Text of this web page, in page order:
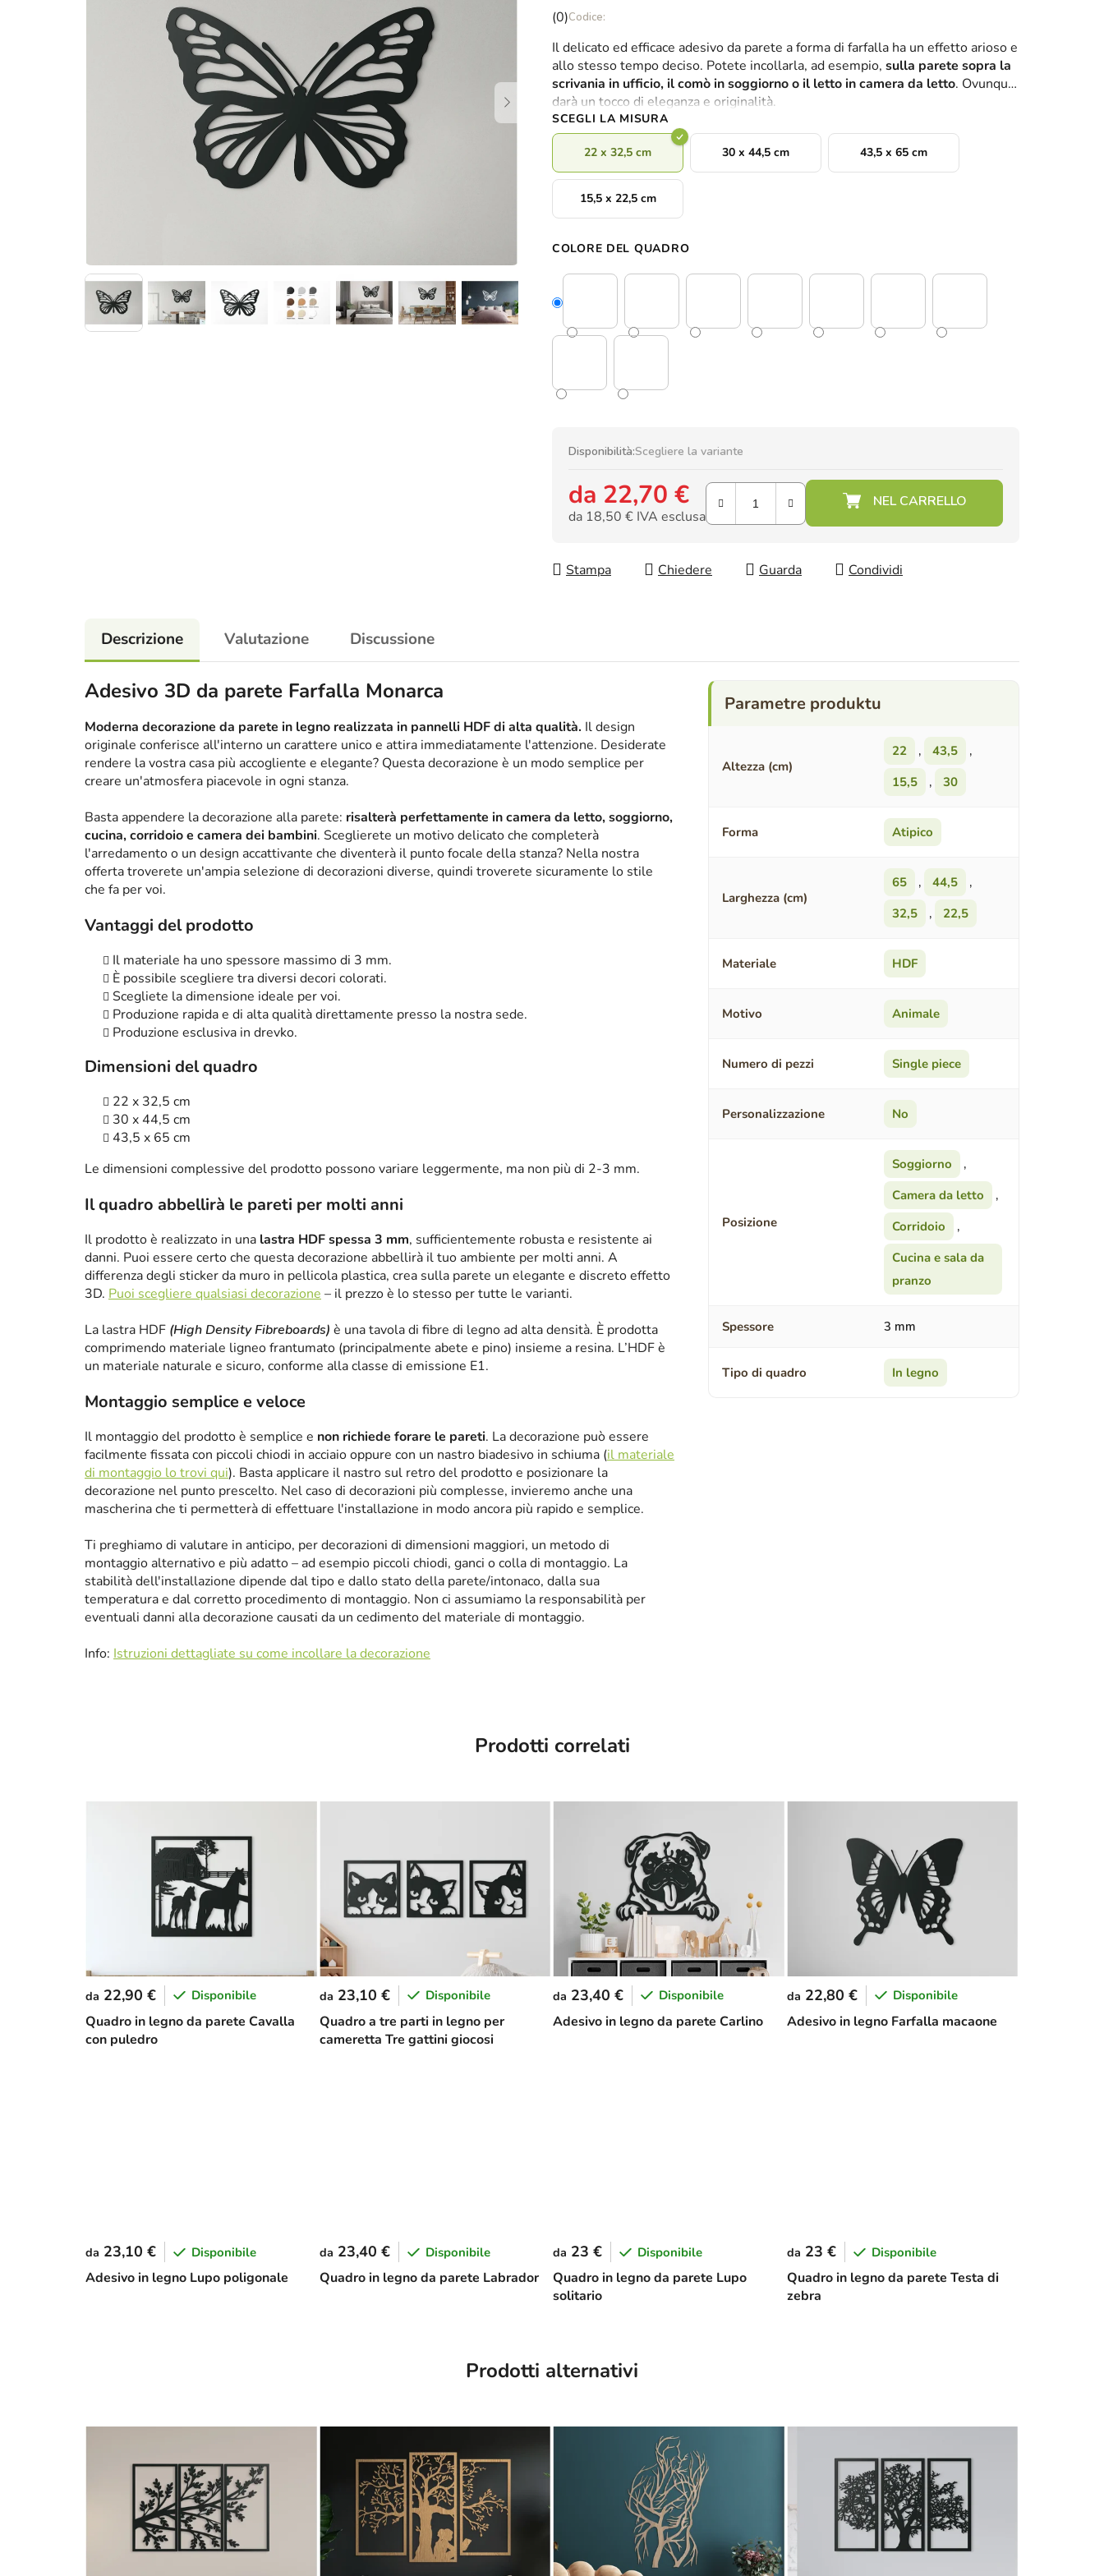
La
media
del
prodotto
è
0,0
su
stelle.
(0)
Il delicato ed efficace adesivo da parete a forma di farfalla ha un effetto arioso e
allo stesso tempo deciso. Potete incollarla, ad esempio, sulla parete sopra la
scrivania in ufficio, il comò in soggiorno o il letto in camera da letto. Ovunque
darà un tocco di eleganza e originalità.
SCEGLI LA MISURA
22 x 32,5 cm 30 x 44,5 cm 43,5 x 65 cm
15,5 x 22,5 cm
COLORE DEL QUADRO
Disponibilità:Scegliere la variante
da 22,70 €
da 18,50 € IVA esclusa
Stampa
Chiedere Guarda Condividi
Descrizione Valutazione Discussione
Adesivo 3D da parete Farfalla Monarca
Moderna decorazione da parete in legno realizzata in pannelli HDF di alta qualità. Il design
originale conferisce all'interno un carattere unico e attira immediatamente l'attenzione. Desiderate
rendere la vostra casa più accogliente e elegante? Questa decorazione è un modo semplice per
creare un'atmosfera piacevole in ogni stanza.
Basta appendere la decorazione alla parete: risalterà perfettamente in camera da letto, soggiorno,
cucina, corridoio e camera dei bambini. Sceglierete un motivo delicato che completerà
l'arredamento o un design accattivante che diventerà il punto focale della stanza? Nella nostra
offerta troverete un'ampia selezione di decorazioni diverse, quindi troverete sicuramente lo stile
che fa per voi.
Vantaggi del prodotto
Il materiale ha uno spessore massimo di 3 mm.
È possibile scegliere tra diversi decori colorati.
Scegliete la dimensione ideale per voi.
Produzione rapida e di alta qualità direttamente presso la nostra sede.
Produzione esclusiva in drevko.
Dimensioni del quadro
22 x 32,5 cm
30 x 44,5 cm
43,5 x 65 cm
Le dimensioni complessive del prodotto possono variare leggermente, ma non più di 2-3 mm.
Il quadro abbellirà le pareti per molti anni
Il prodotto è realizzato in una lastra HDF spessa 3 mm, sufficientemente robusta e resistente ai
danni. Puoi essere certo che questa decorazione abbellirà il tuo ambiente per molti anni. A
differenza degli sticker da muro in pellicola plastica, crea sulla parete un elegante e discreto effetto
3D. Puoi scegliere qualsiasi decorazione – il prezzo è lo stesso per tutte le varianti.
La lastra HDF (High Density Fibreboards) è una tavola di fibre di legno ad alta densità. È prodotta
comprimendo materiale ligneo frantumato (principalmente abete e pino) insieme a resina. L’HDF è
un materiale naturale e sicuro, conforme alla classe di emissione E1.
Montaggio semplice e veloce
Il montaggio del prodotto è semplice e non richiede forare le pareti. La decorazione può essere
facilmente fissata con piccoli chiodi in acciaio oppure con un nastro biadesivo in schiuma (il materiale
di montaggio lo trovi qui). Basta applicare il nastro sul retro del prodotto e posizionare la
decorazione nel punto prescelto. Nel caso di decorazioni più complesse, invieremo anche una
mascherina che ti permetterà di effettuare l'installazione in modo ancora più rapido e semplice.
Ti preghiamo di valutare in anticipo, per decorazioni di dimensioni maggiori, un metodo di
montaggio alternativo e più adatto – ad esempio piccoli chiodi, ganci o colla di montaggio. La
stabilità dell'installazione dipende dal tipo e dallo stato della parete/intonaco, dalla sua
temperatura e dal corretto procedimento di montaggio. Non ci assumiamo la responsabilità per
eventuali danni alla decorazione causati da un cedimento del materiale di montaggio.
Info: Istruzioni dettagliate su come incollare la decorazione
Altezza (cm)
22 , 43,5
,
15,5
, 30
Forma Atipico
Larghezza (cm)
65 , 44,5
,
32,5
, 22,5
Materiale HDF
Motivo Animale
Numero di pezzi Single piece
Personalizzazione No
Posizione
Soggiorno
,
Camera da letto
,
Corridoio
,
Cucina e sala da
pranzo
Spessore 3 mm
Tipo di quadro In legno
Prodotti correlati
Quadro in legno da parete Cavalla
con puledro
da 22,90 € Disponibile
Quadro a tre parti in legno per
cameretta Tre gattini giocosi
da 23,10 € Disponibile
Adesivo in legno da parete Carlino
da 23,40 € Disponibile
Adesivo in legno Farfalla macaone
da 22,80 € Disponibile
Adesivo in legno Lupo poligonale
da 23,10 € Disponibile
Quadro in legno da parete Labrador
da 23,40 € Disponibile
Quadro in legno da parete Lupo
solitario
da 23 € Disponibile
Quadro in legno da parete Testa di
zebra
da 23 € Disponibile
Prodotti alternativi